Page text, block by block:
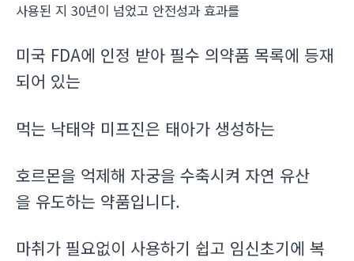
사용된 지 30년이 넘었고 안전성과 효과를
미국 FDA에 인정 받아 필수 의약품 목록에 등재
되어 있는
먹는 낙태약 미프진은 태아가 생성하는
호르몬을 억제해 자궁을 수축시켜 자연 유산
을 유도하는 약품입니다.
마취가 필요없이 사용하기 쉽고 임신초기에 복